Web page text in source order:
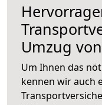
Umzug
Um Ihnen das
kennen wir auch